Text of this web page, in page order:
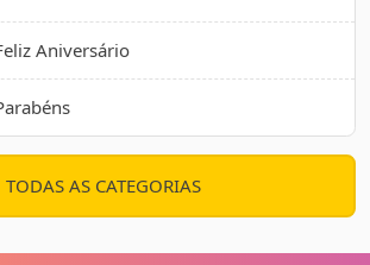
Aniversário
TODAS AS CATEGORIAS